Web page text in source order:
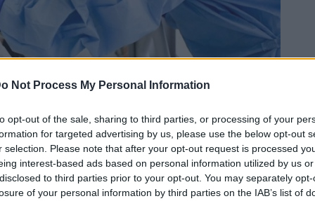
Not Process My Personal Information
opt-out of the sale, sharing to third parties, or processing of your
for targeted advertising by us, please use the below opt-out
selection. Please note that after your opt-out request is processed
interest-based ads based on personal information utilized by us
to third parties prior to your opt-out. You may separately
of your personal information by third parties on the IAB’s list of
Bluesky Email Copy Link